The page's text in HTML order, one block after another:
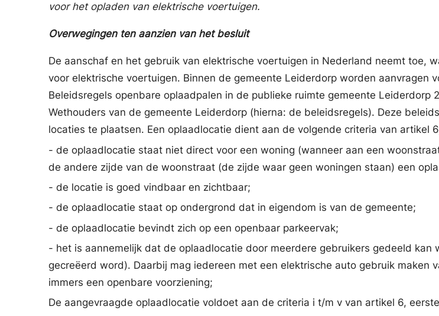
voor het opladen van elektrische voertuigen.
Overwegingen ten aanzien van het besluit
De aanschaf en het gebruik van elektrische voertuigen in Nederland neemt toe,
voor elektrische voertuigen. Binnen de gemeente Leiderdorp worden aanvragen
Beleidsregels openbare oplaadpalen in de publieke ruimte gemeente
Wethouders van de gemeente Leiderdorp (hierna: de beleidsregels). Deze
locaties te plaatsen. Een oplaadlocatie dient aan de volgende criteria van artikel
- de oplaadlocatie staat niet direct voor een woning (wanneer aan een
de andere zijde van de woonstraat (de zijde waar geen woningen staan) een
- de locatie is goed vindbaar en zichtbaar;
- de oplaadlocatie staat op ondergrond dat in eigendom is van de gemeente;
- de oplaadlocatie bevindt zich op een openbaar parkeervak;
- het is aannemelijk dat de oplaadlocatie door meerdere gebruikers gedeeld kan
gecreëerd word). Daarbij mag iedereen met een elektrische auto gebruik
immers een openbare voorziening;
De aangevraagde oplaadlocatie voldoet aan de criteria i t/m v van artikel 6,